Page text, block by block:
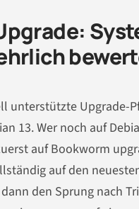
unterstützte Upgrade-
13. Wer noch auf
auf Bookworm
auf den
den Sprung nach